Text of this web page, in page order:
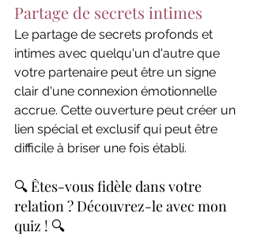
Partage de secrets intimes
Le partage de secrets profonds et
intimes avec quelqu'un d'autre que
votre partenaire peut être un signe
clair d'une connexion émotionnelle
accrue. Cette ouverture peut créer un
lien spécial et exclusif qui peut être
difficile à briser une fois établi.
🔍 Êtes-vous fidèle dans votre
relation ? Découvrez-le avec mon
quiz ! 🔍